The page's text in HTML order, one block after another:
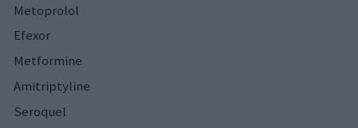
Metoprolol
Efexor
Metformine
Amitriptyline
Seroquel